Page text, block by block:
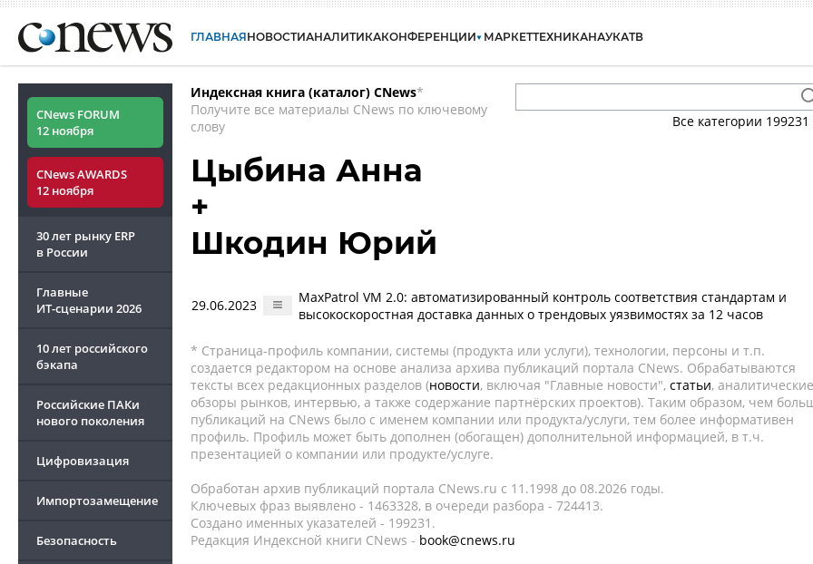
ГЛАВНАЯНОВОСТИАНАЛИТИКАКОНФЕРЕНЦИИ МАРКЕТТЕХНИКАНАУКАТВ
CNews FORUM
12 ноября
CNews AWARDS
12 ноября
30 лет рынку ERP
в России
Главные
ИТ-сценарии 2026
10 лет российского
бэкапа
Российские ПАКи
нового поколения
Цифровизация
Импортозамещение
Безопасность
Индексная книга (каталог) CNews*
Получите все материалы CNews по ключевому
слову
Все категории 199231
Цыбина Анна
+
Шкодин Юрий
29.06.2023
MaxPatrol VM 2.0: автоматизированный контроль соответствия стандартам и
высокоскоростная доставка данных о трендовых уязвимостях за 12 часов
* Страница-профиль компании, системы (продукта или услуги), технологии, персоны и т.п.
создается редактором на основе анализа архива публикаций портала CNews. Обрабатываются
тексты всех редакционных разделов (новости, включая "Главные новости", статьи, аналитические
обзоры рынков, интервью, а также содержание партнёрских проектов). Таким образом, чем
публикаций на CNews было с именем компании или продукта/услуги, тем более информативен
профиль. Профиль может быть дополнен (обогащен) дополнительной информацией, в т.ч.
презентацией о компании или продукте/услуге.
Обработан архив публикаций портала CNews.ru c 11.1998 до 08.2026 годы.
Ключевых фраз выявлено - 1463328, в очереди разбора - 724413.
Создано именных указателей - 199231.
Редакция Индексной книги CNews - book@cnews.ru